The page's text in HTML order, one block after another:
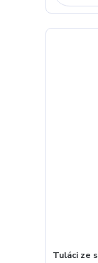
Tuláci ze